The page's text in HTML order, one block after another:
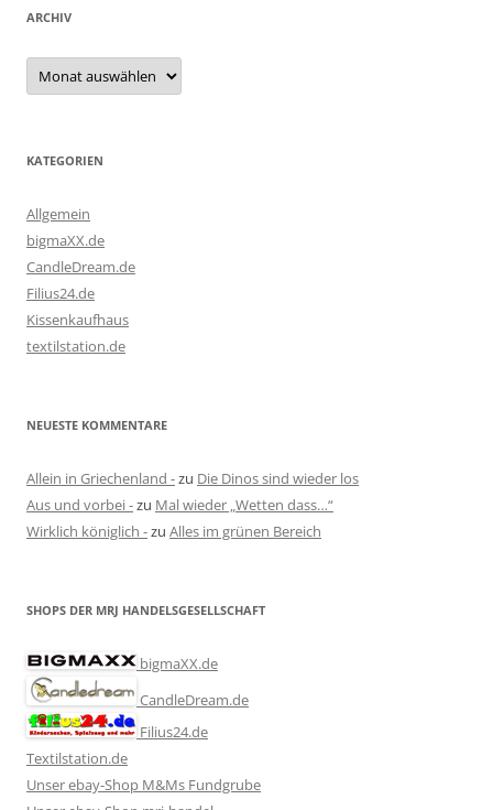
ARCHIV
Archiv
KATEGORIEN
Allgemein
bigmaXX.de
CandleDream.de
Filius24.de
Kissenkaufhaus
textilstation.de
NEUESTE KOMMENTARE
Allein in Griechenland -zu Die Dinos sind wieder los
Aus und vorbei -zu Mal wieder „Wetten dass…“
Wirklich königlich -zu Alles im grünen Bereich
SHOPS DER MRJ HANDELSGESELLSCHAFT
bigmaXX.de
CandleDream.de
Filius24.de
Textilstation.de
Unser ebay-Shop M&Ms Fundgrube